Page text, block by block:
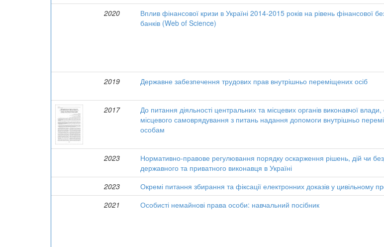
2020
Вплив фінансової кризи в Україні 2014-2015 років на рівень фінансової
банків (Web of Science)
2019
Державне забезпечення трудових прав внутрішньо переміщених осіб
2017
До питання діяльності центральних та місцевих органів виконавчої влади,
місцевого самоврядування з питань надання допомоги внутрішньо
особам
2023
Нормативно-правове регулювання порядку оскарження рішень, дій чи
державного та приватного виконавця в Україні
2023
Окремі питання збирання та фіксації електронних доказів у цивільному
2021
Особисті немайнові права особи: навчальний посібник